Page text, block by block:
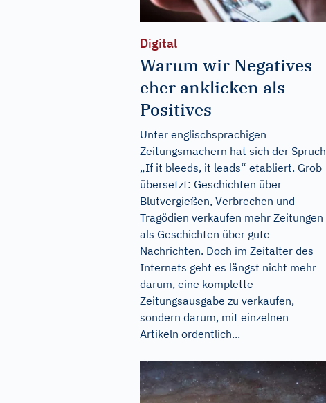
Digital
Warum wir Negatives
eher anklicken als
Positives
Unter englischsprachigen
Zeitungsmachern hat sich der Spruch
„If it bleeds, it leads“ etabliert. Grob
übersetzt: Geschichten über
Blutvergießen, Verbrechen und
Tragödien verkaufen mehr Zeitungen
als Geschichten über gute
Nachrichten. Doch im Zeitalter des
Internets geht es längst nicht mehr
darum, eine komplette
Zeitungsausgabe zu verkaufen,
sondern darum, mit einzelnen
Artikeln ordentlich...